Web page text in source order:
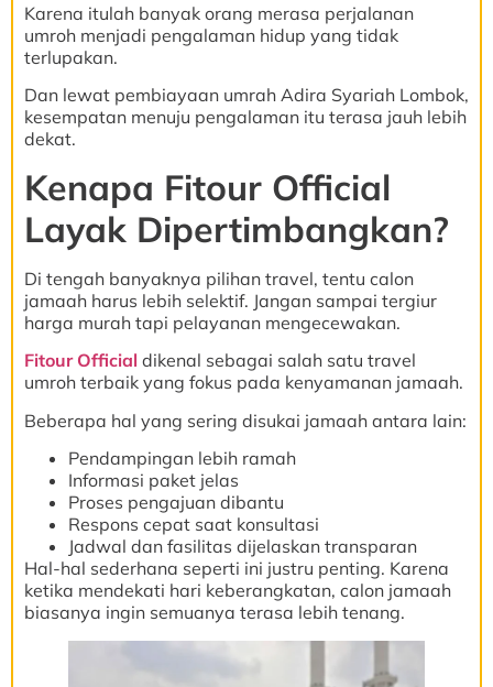
Karena itulah banyak orang merasa perjalanan
umroh menjadi pengalaman hidup yang tidak
terlupakan.
Dan lewat pembiayaan umrah Adira Syariah Lombok,
kesempatan menuju pengalaman itu terasa jauh lebih
dekat.
Kenapa Fitour Official
Layak Dipertimbangkan?
Di tengah banyaknya pilihan travel, tentu calon
jamaah harus lebih selektif. Jangan sampai tergiur
harga murah tapi pelayanan mengecewakan.
Fitour Official dikenal sebagai salah satu travel
umroh terbaik yang fokus pada kenyamanan jamaah.
Beberapa hal yang sering disukai jamaah antara lain:
Pendampingan lebih ramah
Informasi paket jelas
Proses pengajuan dibantu
Respons cepat saat konsultasi
Jadwal dan fasilitas dijelaskan transparan
Hal-hal sederhana seperti ini justru penting. Karena
ketika mendekati hari keberangkatan, calon jamaah
biasanya ingin semuanya terasa lebih tenang.